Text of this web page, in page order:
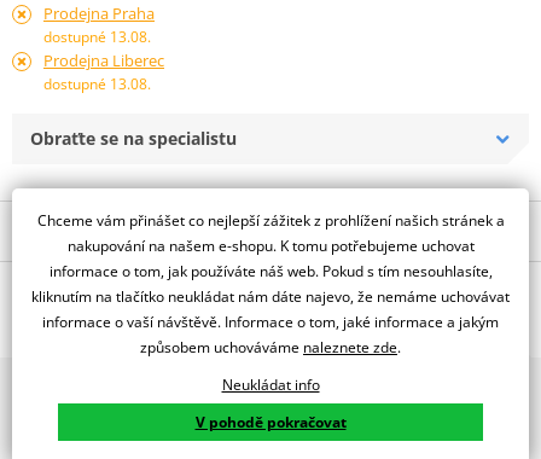
Prodejna Praha
dostupné 13.08.
Prodejna Liberec
dostupné 13.08.
Obraťte se na specialistu
Popis a parametry
Jsme autorizovaný
dealer značky 4RACING
O výrobci
Značka 4Racing vznikla roku 2005 pod záštitou společnosti Tamarri
s.r.l., která se již přes 30 let specializuje ve výrobě součástek do
2x multibrand showroom
9 značek motocyklů, servis, oblečení, doplňky i náhradní
díly, to vše v Praze a Liberci
Chceme vám přinášet co nejlepší zážitek z prohlížení našich stránek a
nakupování na našem e-shopu. K tomu potřebujeme uchovat
informace o tom, jak používáte náš web. Pokud s tím nesouhlasíte,
kliknutím na tlačítko neukládat nám dáte najevo, že nemáme uchovávat
informace o vaší návštěvě. Informace o tom, jaké informace a jakým
způsobem uchováváme naleznete zde.
Neukládat info
V pohodě pokračovat